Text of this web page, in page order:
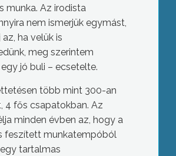
munka. Az irodista
nem ismerjük egymást,
ha velük is
meg szerintem
jó buli – ecsetelte.
több mint 300-an
4 fős csapatokban. Az
minden évben az, hogy a
feszített munkatempóból
tartalmas